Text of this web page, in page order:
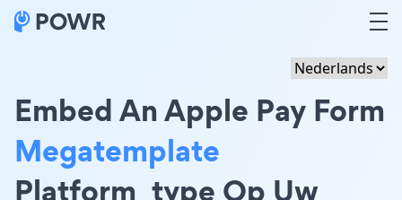
Embed An Apple Pay Form
Megatemplate
Platform_type Op Uw